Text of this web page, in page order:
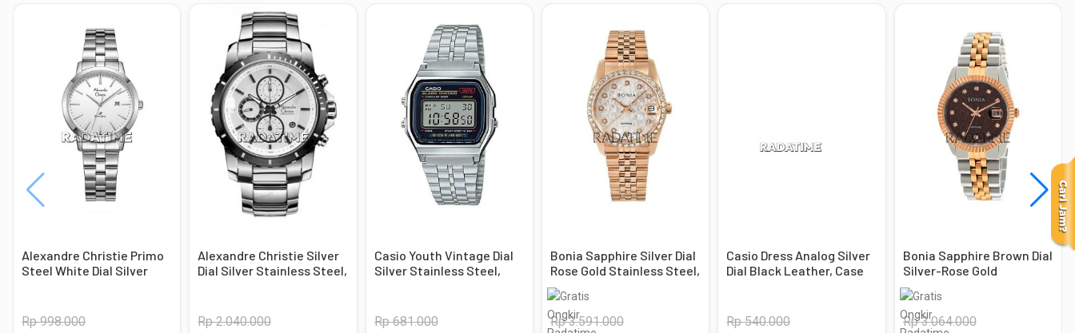
Alexandre Christie Primo
Steel White Dial Silver
Rp 998.000
Alexandre Christie Silver
Dial Silver Stainless Steel,
Rp 2.040.000
Casio Youth Vintage Dial
Silver Stainless Steel,
Rp 681.000
Bonia Sapphire Silver Dial
Rose Gold Stainless Steel,
Case Rose Gold
Rp 3.591.000
Casio Dress Analog Silver
Dial Black Leather, Case
Rp 540.000
Bonia Sapphire Brown Dial
Silver-Rose Gold
Stainless Steel, Case
Silver-Rose Gold
Rp 3.064.000